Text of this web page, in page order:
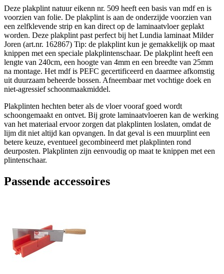
Deze plakplint natuur eikenn nr. 509 heeft een basis van mdf en is
voorzien van folie. De plakplint is aan de onderzijde voorzien van
een zelfklevende strip en kan direct op de laminaatvloer geplakt
worden. Deze plakplint past perfect bij het Lundia laminaat Milder
Joren (art.nr. 162867) Tip: de plakplint kun je gemakkelijk op maat
knippen met een speciale plakplintenschaar. De plakplint heeft een
lengte van 240cm, een hoogte van 4mm en een breedte van 25mm
na montage. Het mdf is PEFC gecertificeerd en daarmee afkomstig
uit duurzaam beheerde bossen. Afneembaar met vochtige doek en
niet-agressief schoonmaakmiddel.
Plakplinten hechten beter als de vloer vooraf goed wordt
schoongemaakt en ontvet. Bij grote laminaatvloeren kan de werking
van het materiaal ervoor zorgen dat plakplinten loslaten, omdat de
lijm dit niet altijd kan opvangen. In dat geval is een muurplint een
betere keuze, eventueel gecombineerd met plakplinten rond
deurposten. Plakplinten zijn eenvoudig op maat te knippen met een
plintenschaar.
Passende accessoires